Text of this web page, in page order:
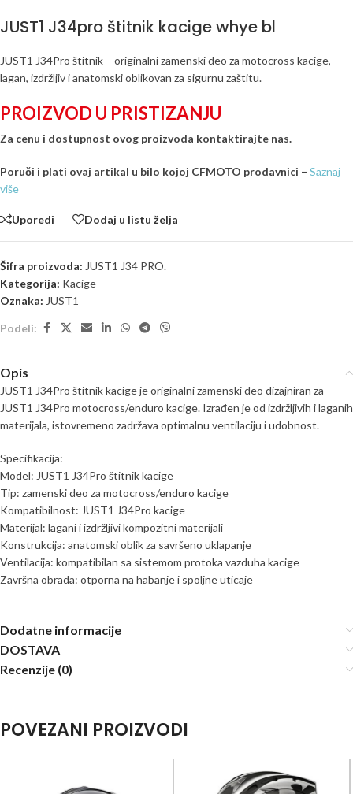
JUST1 J34pro štitnik kacige whye bl
JUST1 J34Pro štitnik – originalni zamenski deo za motocross kacige,
lagan, izdržljiv i anatomski oblikovan za sigurnu zaštitu.
PROIZVOD U PRISTIZANJU
Za cenu i dostupnost ovog proizvoda kontaktirajte nas.
Poruči i plati ovaj artikal u bilo kojoj CFMOTO prodavnici – Saznaj
više
Uporedi Dodaj u listu želja
Šifra proizvoda: JUST1 J34 PRO.
Kategorija: Kacige
Oznaka: JUST1
Podeli:
Opis
JUST1 J34Pro štitnik kacige je originalni zamenski deo dizajniran za
JUST1 J34Pro motocross/enduro kacige. Izrađen je od izdržljivih i laganih
materijala, istovremeno zadržava optimalnu ventilaciju i udobnost.
Specifikacija:
Model: JUST1 J34Pro štitnik kacige
Tip: zamenski deo za motocross/enduro kacige
Kompatibilnost: JUST1 J34Pro kacige
Materijal: lagani i izdržljivi kompozitni materijali
Konstrukcija: anatomski oblik za savršeno uklapanje
Ventilacija: kompatibilan sa sistemom protoka vazduha kacige
Završna obrada: otporna na habanje i spoljne uticaje
Dodatne informacije
DOSTAVA
Recenzije (0)
POVEZANI PROIZVODI